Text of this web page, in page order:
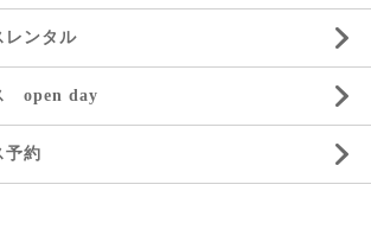
レンタル
open day
予約